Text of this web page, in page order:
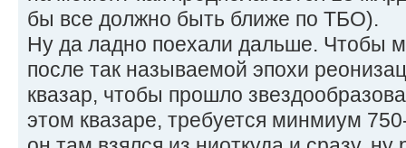
бы все должно быть ближе по ТБО).
Ну да ладно поехали дальше. Чтобы
после так называемой эпохи
квазар, чтобы прошло
этом квазаре, требуется минмиум